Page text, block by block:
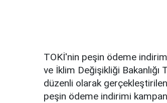
TOKİ'nin peşin ödeme
ve İklim Değişikliği Bakanlığı
düzenli olarak
peşin ödeme indirimi